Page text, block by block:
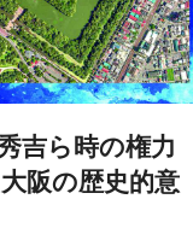
吉ら時の権力
阪の歴史的意